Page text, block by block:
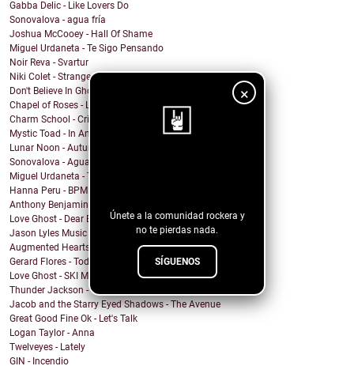
×
Únete a la comunidad rockera y
no te pierdas nada.
SÍGUENOS
Gabba Delic - Like Lovers Do
Sonovalova - agua fría
Joshua McCooey - Hall Of Shame
Miguel Urdaneta - Te Sigo Pensando
Noir Reva - Svartur
Niki Colet - Strange Dreams
Don't Believe In Ghosts - Brooklyn Baby
Chapel of Roses - Lose Control
Charm School - Crime Time
Mystic Toad - In Another World
Lunar Noon - Autumn Passing
Sonovalova - Agua Fría
Miguel Urdaneta - Te Sigo Pensando
Hanna Peru - BPM
Anthony Benjamin - Protect Yourself
Love Ghost - Dear Boy
Jason Lyles Music - Survival
Augmented Hearts - J.V.H.
Gerard Flores - Todo Permitido
Love Ghost - SKI MASK
Thunder Jackson - "The Fever & The Dream"
Jacob and the Starry Eyed Shadows - The Avenue
Great Good Fine Ok - Let's Talk
Logan Taylor - Anna
Twelveyes - Lately
GIN - Incendio